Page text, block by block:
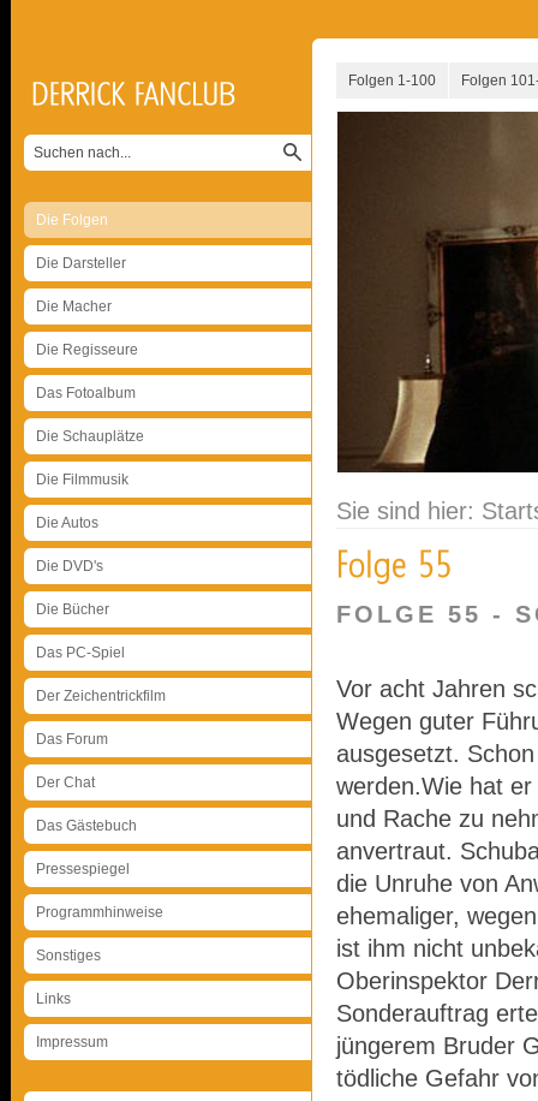
Die Folgen
Die Darsteller
Die Macher
Die Regisseure
Das Fotoalbum
Die Schauplätze
Die Filmmusik
Die Autos
Die DVD's
Die Bücher
Das PC-Spiel
Der Zeichentrickfilm
Das Forum
Der Chat
Das Gästebuch
Pressespiegel
Programmhinweise
Sonstiges
Links
Impressum
Folgen 1-100 Folgen
Sie sind hier:
FOLGE 55 -
Vor acht Jahren
Wegen guter
ausgesetzt.
werden.Wie hat
und Rache zu
anvertraut.
die Unruhe von
ehemaliger,
ist ihm nicht
Oberinspektor
Sonderauftrag
jüngerem Bruder
tödliche Gefahr